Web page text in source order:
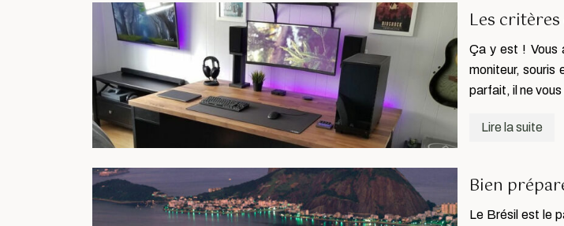
Les
Ça y est ! Vous
moniteur, souris
parfait, il ne
Lire la suite
Bien
Le Brésil est le